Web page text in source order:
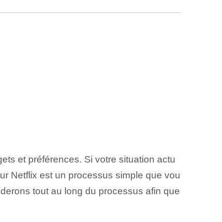
et préférences.‌ Si votre situation actu
Netflix est un processus simple que vou
tout au long du processus afin que